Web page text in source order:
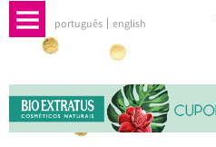
português english